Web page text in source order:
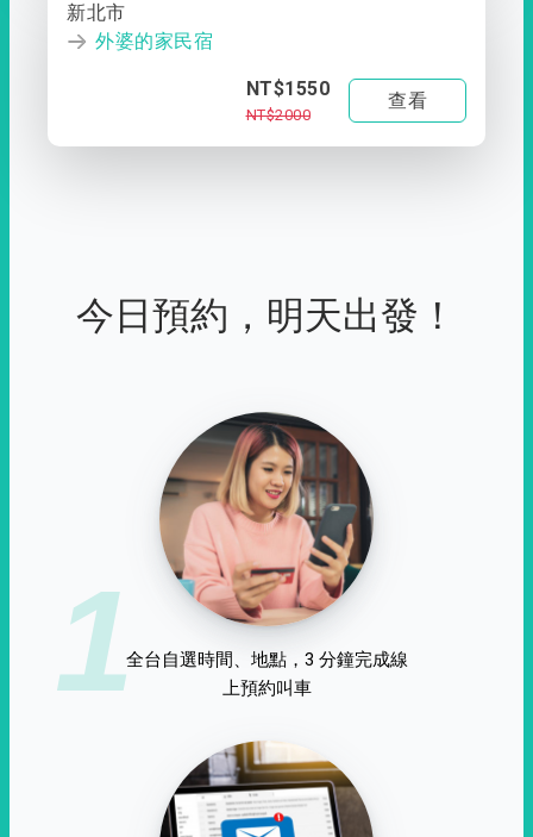
新北市
外婆的家民宿
NT$1550
NT$2000
查看
今日預約，明天出發！
1全台自選時間、地點，3 分鐘完成線
上預約叫車